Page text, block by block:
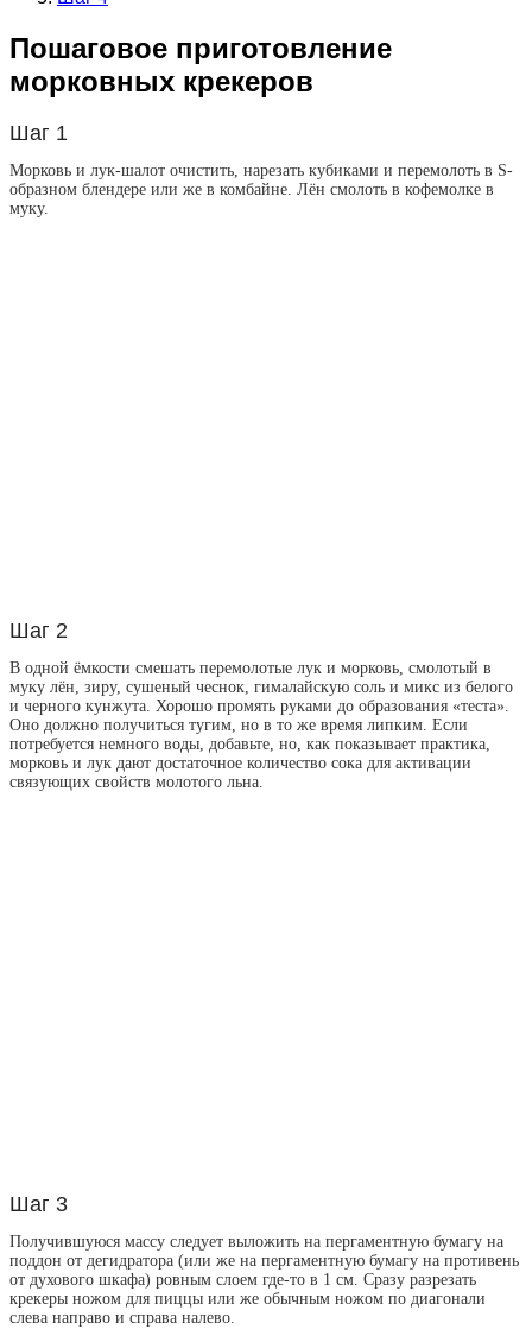
Пошаговое приготовление
морковных крекеров
Шаг 1
Морковь и лук-шалот очистить, нарезать кубиками и перемолоть в S-
образном блендере или же в комбайне. Лён смолоть в кофемолке в
муку.
Шаг 2
В одной ёмкости смешать перемолотые лук и морковь, смолотый в
муку лён, зиру, сушеный чеснок, гималайскую соль и микс из белого
и черного кунжута. Хорошо промять руками до образования «теста».
Оно должно получиться тугим, но в то же время липким. Если
потребуется немного воды, добавьте, но, как показывает практика,
морковь и лук дают достаточное количество сока для активации
связующих свойств молотого льна.
Шаг 3
Получившуюся массу следует выложить на пергаментную бумагу на
поддон от дегидратора (или же на пергаментную бумагу на противень
от духового шкафа) ровным слоем где-то в 1 см. Сразу разрезать
крекеры ножом для пиццы или же обычным ножом по диагонали
слева направо и справа налево.